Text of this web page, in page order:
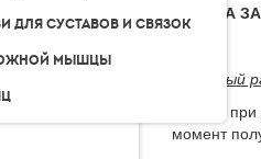
ОПЛАТА
Наличный
Оплата
момент
для суставов и связок
мышцы